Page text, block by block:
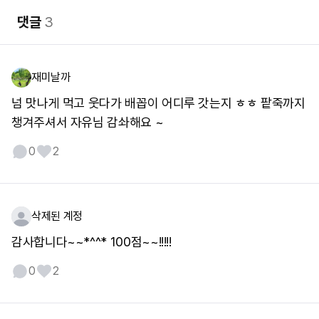
댓글3
재미날까
넘 맛나게 먹고 웃다가 배꼽이 어디루 갓는지 ㅎㅎ 팥죽까지
챙겨주셔서 자유님 감솨해요 ~
0 2
삭제된 계정
감사합니다~~*^^* 100점~~!!!!!
0 2